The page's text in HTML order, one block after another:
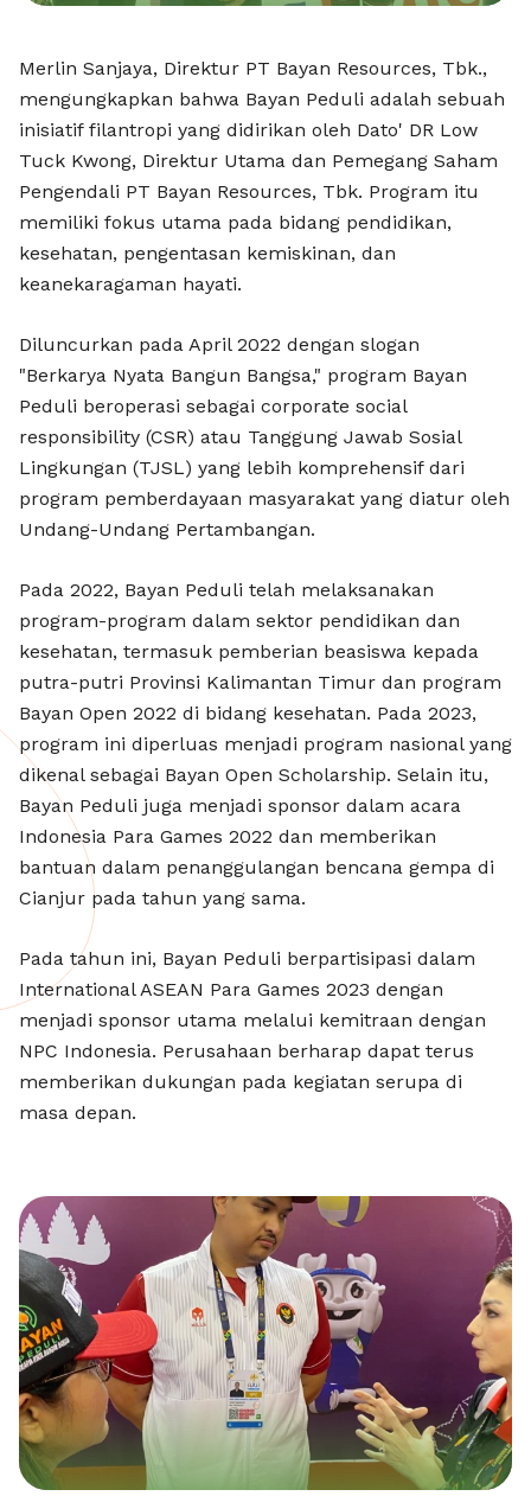
Merlin Sanjaya, Direktur PT Bayan Resources, Tbk.,
mengungkapkan bahwa Bayan Peduli adalah sebuah
inisiatif filantropi yang didirikan oleh Dato' DR Low
Tuck Kwong, Direktur Utama dan Pemegang Saham
Pengendali PT Bayan Resources, Tbk. Program itu
memiliki fokus utama pada bidang pendidikan,
kesehatan, pengentasan kemiskinan, dan
keanekaragaman hayati.
Diluncurkan pada April 2022 dengan slogan
"Berkarya Nyata Bangun Bangsa," program Bayan
Peduli beroperasi sebagai corporate social
responsibility (CSR) atau Tanggung Jawab Sosial
Lingkungan (TJSL) yang lebih komprehensif dari
program pemberdayaan masyarakat yang diatur oleh
Undang-Undang Pertambangan.
Pada 2022, Bayan Peduli telah melaksanakan
program-program dalam sektor pendidikan dan
kesehatan, termasuk pemberian beasiswa kepada
putra-putri Provinsi Kalimantan Timur dan program
Bayan Open 2022 di bidang kesehatan. Pada 2023,
program ini diperluas menjadi program nasional yang
dikenal sebagai Bayan Open Scholarship. Selain itu,
Bayan Peduli juga menjadi sponsor dalam acara
Indonesia Para Games 2022 dan memberikan
bantuan dalam penanggulangan bencana gempa di
Cianjur pada tahun yang sama.
Pada tahun ini, Bayan Peduli berpartisipasi dalam
International ASEAN Para Games 2023 dengan
menjadi sponsor utama melalui kemitraan dengan
NPC Indonesia. Perusahaan berharap dapat terus
memberikan dukungan pada kegiatan serupa di
masa depan.